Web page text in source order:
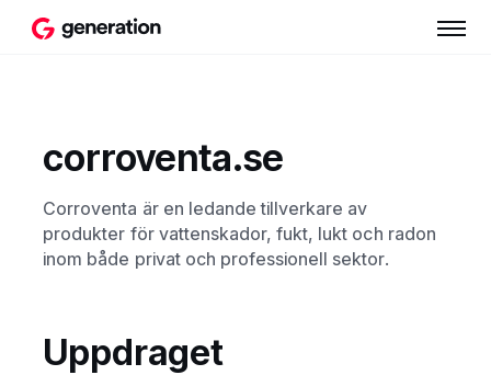
corroventa.se
Corroventa är en ledande tillverkare av
produkter för vattenskador, fukt, lukt och radon
inom både privat och professionell sektor.
Uppdraget